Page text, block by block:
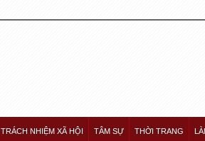
TRÁCH NHIỆM XÃ HỘI TÂM SỰ THỜI TRANG